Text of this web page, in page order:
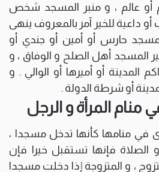
أو عالم ، و منبر المسجد شخص
داعية للخير آمر بالمعروف ينهى
حارس أو أمين أو جندي أو
المسجد أهل الصلح و الوفاق ، و
أو أميرها أو الوالي . و
أو شرطة الدولة .
المرأة و الرجل
ترى في منامها كأنها تدخل مسجدا ،
الصلاة فإنها تستقبل خيرا فإن
، و المتزوجة إذا دخلت مسجدا